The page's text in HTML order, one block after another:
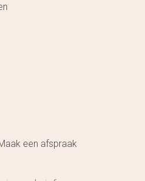
een afspraak